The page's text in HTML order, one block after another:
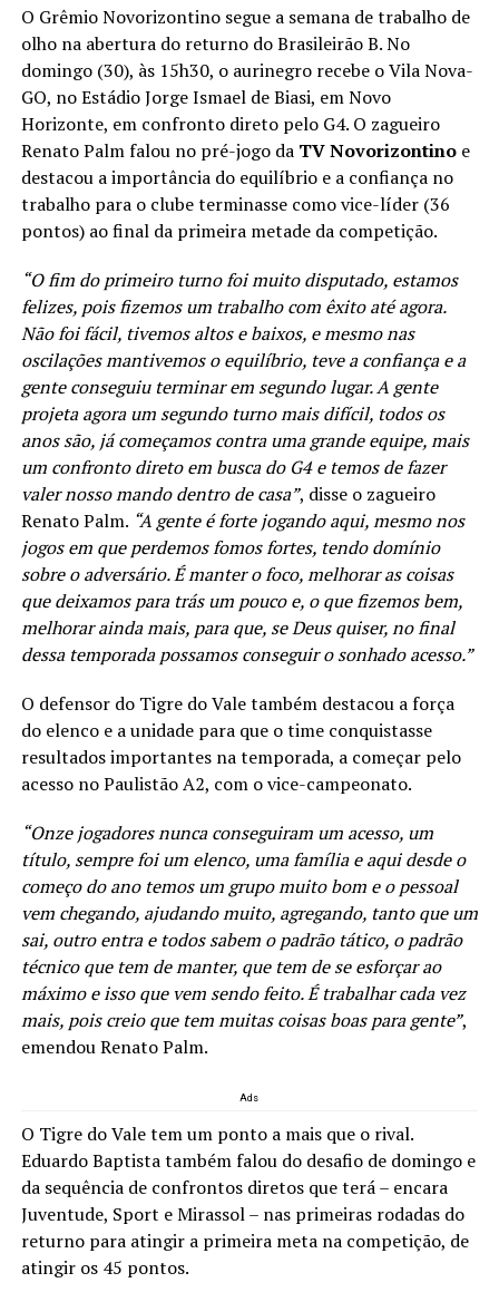
O Grêmio Novorizontino segue a semana de trabalho de
olho na abertura do returno do Brasileirão B. No
domingo (30), às 15h30, o aurinegro recebe o Vila Nova-
GO, no Estádio Jorge Ismael de Biasi, em Novo
Horizonte, em confronto direto pelo G4. O zagueiro
Renato Palm falou no pré-jogo da TV Novorizontinoe
destacou a importância do equilíbrio e a confiança no
trabalho para o clube terminasse como vice-líder (36
pontos) ao final da primeira metade da competição.
“O fim do primeiro turno foi muito disputado, estamos
felizes, pois fizemos um trabalho com êxito até agora.
Não foi fácil, tivemos altos e baixos, e mesmo nas
oscilações mantivemos o equilíbrio, teve a confiança e a
gente conseguiu terminar em segundo lugar. A gente
projeta agora um segundo turno mais difícil, todos os
anos são, já começamos contra uma grande equipe, mais
um confronto direto em busca do G4 e temos de fazer
valer nosso mando dentro de casa”, disse o zagueiro
Renato Palm. “A gente é forte jogando aqui, mesmo nos
jogos em que perdemos fomos fortes, tendo domínio
sobre o adversário. É manter o foco, melhorar as coisas
que deixamos para trás um pouco e, o que fizemos bem,
melhorar ainda mais, para que, se Deus quiser, no final
dessa temporada possamos conseguir o sonhado acesso.”
O defensor do Tigre do Vale também destacou a força
do elenco e a unidade para que o time conquistasse
resultados importantes na temporada, a começar pelo
acesso no Paulistão A2, com o vice-campeonato.
“Onze jogadores nunca conseguiram um acesso, um
título, sempre foi um elenco, uma família e aqui desde o
começo do ano temos um grupo muito bom e o pessoal
vem chegando, ajudando muito, agregando, tanto que um
sai, outro entra e todos sabem o padrão tático, o padrão
técnico que tem de manter, que tem de se esforçar ao
máximo e isso que vem sendo feito. É trabalhar cada vez
mais, pois creio que tem muitas coisas boas para gente”,
emendou Renato Palm.
Ads
O Tigre do Vale tem um ponto a mais que o rival.
Eduardo Baptista também falou do desafio de domingo e
da sequência de confrontos diretos que terá – encara
Juventude, Sport e Mirassol – nas primeiras rodadas do
returno para atingir a primeira meta na competição, de
atingir os 45 pontos.